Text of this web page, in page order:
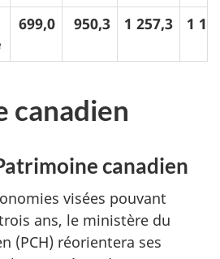
699,0 950,3 1 257,3 1
canadien
canadien
visées pouvant
ans, le ministère du
(PCH) réorientera ses